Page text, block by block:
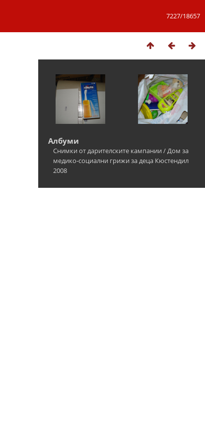
7227/18657
Албуми
Снимки от дарителските кампании /Дом за
медико-социални грижи за деца Кюстендил
2008